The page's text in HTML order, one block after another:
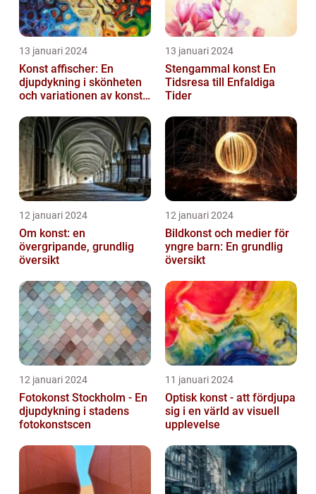
13 januari 2024
Konst affischer: En
djupdykning i skönheten
och variationen av konst
13 januari 2024
Stengammal konst En
Tidsresa till Enfaldiga
Tider
12 januari 2024
Om konst: en
övergripande, grundlig
översikt
12 januari 2024
Bildkonst och medier för
yngre barn: En grundlig
översikt
12 januari 2024
Fotokonst Stockholm - En
djupdykning i stadens
fotokonstscen
11 januari 2024
Optisk konst - att fördjupa
sig i en värld av visuell
upplevelse